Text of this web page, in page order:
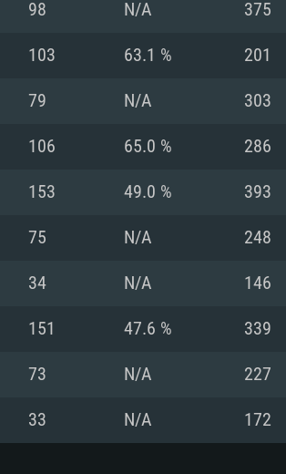
운영체제:
프로세서: Intel
메모리: 16 GB 이상
그래픽 카드:
지
전
운영체제: Mac
프로세서: Core
네트워크: 브로드
여유 저장 공간:
드라
를
도
운영체제: Ubuntu
프로세서: Intel
메모리: 16 GB
그래픽 카드:
와 동급의 성능
지원하는 AMD
98 N/A 375
103 63.1 % 201
79 N/A 303
106 65.0 % 286
153 49.0 % 393
75 N/A 248
34 N/A 146
151 47.6 % 339
73 N/A 227
33 N/A 172